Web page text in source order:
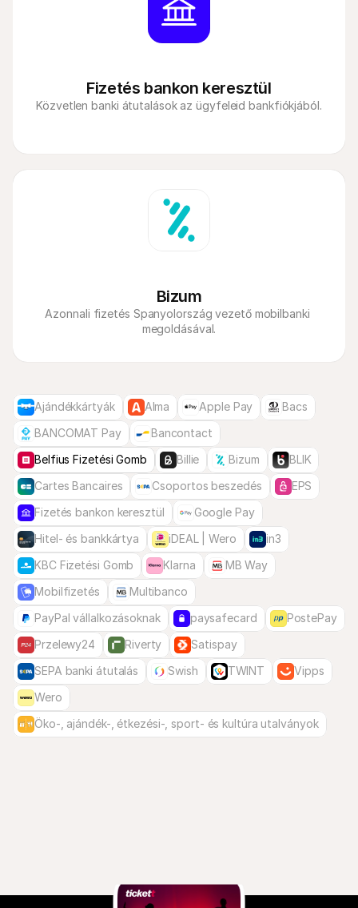
Fizetés bankon keresztül
Bizum
Azonnali fizetés Spanyolország vezető mobilbanki
megoldásával.
Ajándékkártyák Alma Apple Pay
Bacs
BANCOMAT Pay
Bancontact
Belfius Fizetési Gomb
Billie Bizum
BLIK
Cartes Bancaires
Csoportos beszedés
EPS
Fizetés bankon keresztül
Google Pay
Hitel- és bankkártya
iDEAL | Wero
in3
KBC Fizetési Gomb
Klarna
MB Way
Mobilfizetés
Multibanco
PayPal vállalkozásoknak
paysafecard
PostePay
Przelewy24
Riverty
Satispay
SEPA banki átutalás
Swish TWINT
Vipps
Wero
Öko-, ajándék-, étkezési-, sport- és kultúra utalványok